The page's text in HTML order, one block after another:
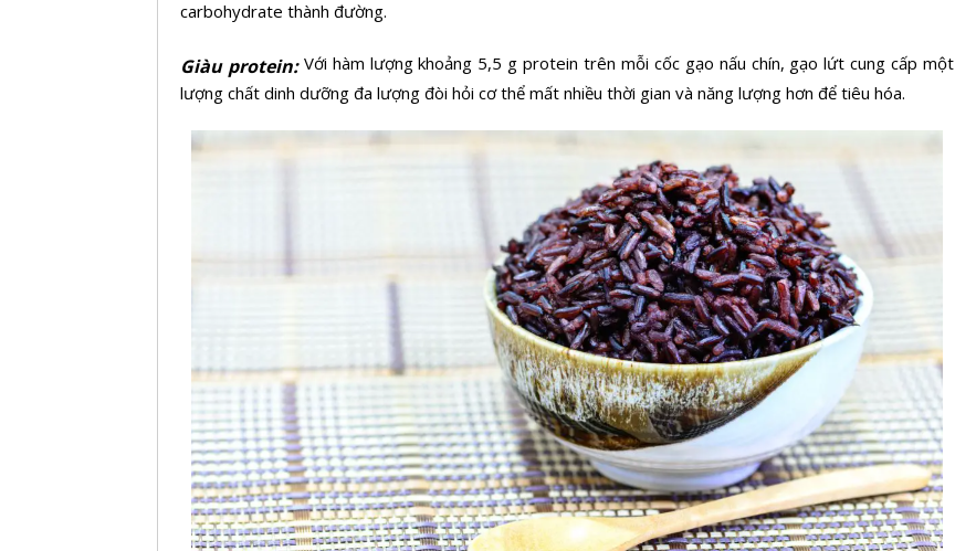
carbohydrate thành đường.
Giàu protein: Với hàm lượng khoảng 5,5 g protein trên mỗi cốc gạo nấu chín, gạo lứt cung cấp một
lượng chất dinh dưỡng đa lượng đòi hỏi cơ thể mất nhiều thời gian và năng lượng hơn để tiêu hóa.